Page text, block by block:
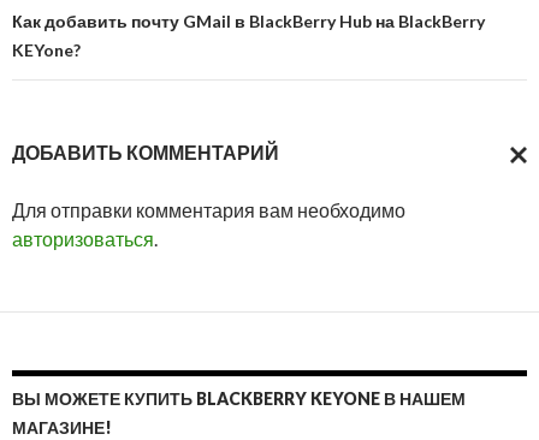
Как добавить почту GMail в BlackBerry Hub на BlackBerry
KEYone?
ДОБАВИТЬ КОММЕНТАРИЙ
Для отправки комментария вам необходимо
авторизоваться.
ВЫ МОЖЕТЕ КУПИТЬ BLACKBERRY KEYONE В НАШЕМ
МАГАЗИНЕ!